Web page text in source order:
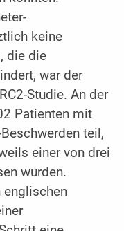
keine
die die
war der
Studie. An der
Patienten mit
teil,
einer von drei
wurden.
englischen